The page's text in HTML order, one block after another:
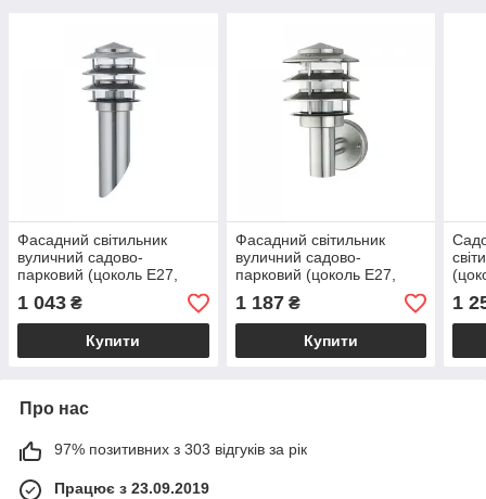
Фасадний світильник
вуличний садово-
парковий (цоколь Е27,
IP44, метал, хром) KAYIN-
1
1 043 ₴
Купити
Фасадний світильник
вуличний садово-
парковий (цоколь Е27,
IP44, метал, хром) KAYIN-
2
1 187₴
Купити
1
Про нас
97% позитивних з 303 відгуків за рік
Працює з 23.09.2019